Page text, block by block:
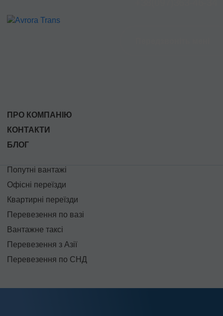
ПРО КОМПАНІЮ
КОНТАКТИ
БЛОГ
Попутні вантажі
Офісні переїзди
Квартирні переїзди
Перевезення по вазі
Вантажне таксі
Перевезення з Азії
Перевезення по СНД